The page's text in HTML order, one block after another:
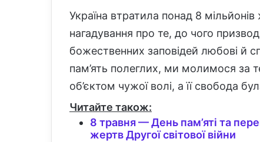
Україна втратила понад 8
нагадування про те, до чого
божественних заповідей любові й
пам’ять полеглих, ми молимося за
об’єктом чужої волі, а її свобода
Читайте також:
8 травня — День пам’яті та
жертв Другої світової війни